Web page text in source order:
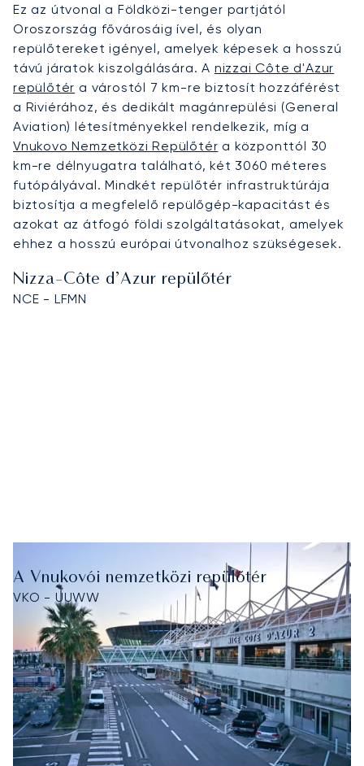
Ez az útvonal a Földközi-tenger partjától
Oroszország fővárosáig ível, és olyan
repülőtereket igényel, amelyek képesek a hosszú
távú járatok kiszolgálására. A nizzai Côte d'Azur
repülőtér a várostól 7 km-re biztosít hozzáférést
a Riviérához, és dedikált magánrepülési (General
Aviation) létesítményekkel rendelkezik, míg a
Vnukovo Nemzetközi Repülőtér a központtól 30
km-re délnyugatra található, két 3060 méteres
futópályával. Mindkét repülőtér infrastruktúrája
biztosítja a megfelelő repülőgép-kapacitást és
azokat az átfogó földi szolgáltatásokat, amelyek
ehhez a hosszú európai útvonalhoz szükségesek.
Nizza-Côte d’Azur repülőtér
NCE - LFMN
A Vnukovói nemzetközi repülőtér
VKO - UUWW